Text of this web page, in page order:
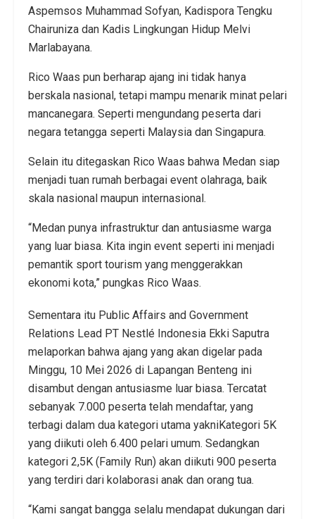
Aspemsos Muhammad Sofyan, Kadispora Tengku
Chairuniza dan Kadis Lingkungan Hidup Melvi
Marlabayana.
Rico Waas pun berharap ajang ini tidak hanya
berskala nasional, tetapi mampu menarik minat pelari
mancanegara. Seperti mengundang peserta dari
negara tetangga seperti Malaysia dan Singapura.
Selain itu ditegaskan Rico Waas bahwa Medan siap
menjadi tuan rumah berbagai event olahraga, baik
skala nasional maupun internasional.
“Medan punya infrastruktur dan antusiasme warga
yang luar biasa. Kita ingin event seperti ini menjadi
pemantik sport tourism yang menggerakkan
ekonomi kota,” pungkas Rico Waas.
Sementara itu Public Affairs and Government
Relations Lead PT Nestlé Indonesia⁠ Ekki Saputra
melaporkan bahwa ajang yang akan digelar pada
Minggu, 10 Mei 2026 di Lapangan Benteng ini
disambut dengan antusiasme luar biasa. Tercatat
sebanyak 7.000 peserta telah mendaftar, yang
terbagi dalam dua kategori utama yakniKategori 5K
yang diikuti oleh 6.400 pelari umum. Sedangkan
kategori 2,5K (Family Run) akan diikuti 900 peserta
yang terdiri dari kolaborasi anak dan orang tua.
“Kami sangat bangga selalu mendapat dukungan dari